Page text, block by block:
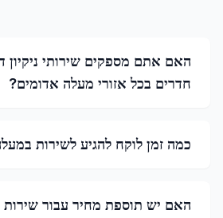
חדרים בכל אזורי מעלה אדומים?
כמה זמן לוקח להגיע לשירות
האם יש תוספת מחיר עבור